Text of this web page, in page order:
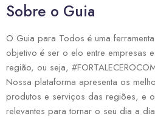
Sobre o Guia
O Guia para Todos é uma
objetivo é ser o elo entre empresas
região, ou seja,
Nossa plataforma apresenta os
produtos e serviços das regiões, e
relevantes para tornar o seu dia a